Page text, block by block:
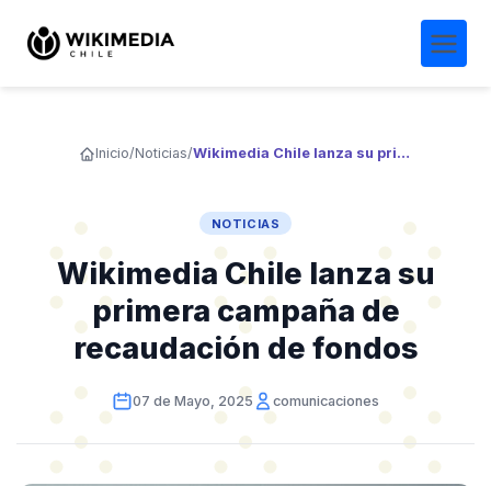
Inicio/Noticias/ Wikimedia Chile lanza su primera campaña de recaudación de fondos
NOTICIAS
Wikimedia Chile lanza su
primera campaña de
recaudación de fondos
07 de Mayo, 2025 comunicaciones